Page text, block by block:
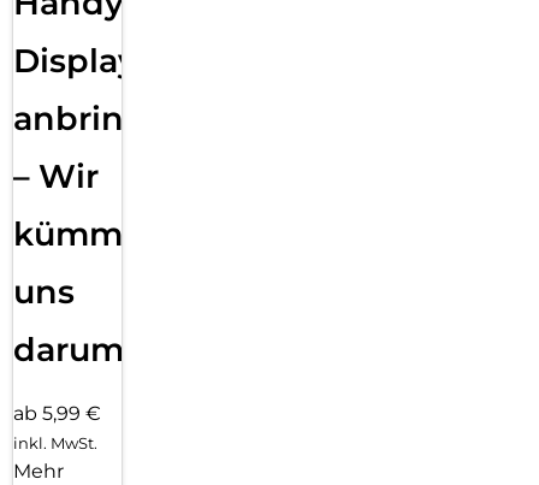
Displayfolie
anbringen
– Wir
kümmern
uns
darum!
ab 5,99 €
inkl. MwSt.
Mehr